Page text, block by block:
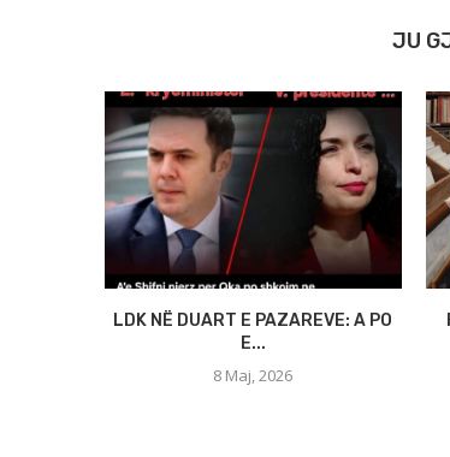
JU
LDK NË DUART E PAZAREVE: A PO
E...
8 Maj, 2026